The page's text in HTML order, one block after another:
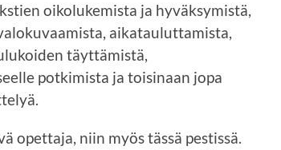
oikolukemista ja hyväksymistä,
aikatauluttamista,
täyttämistä,
potkimista ja toisinaan jopa
opettaja, niin myös tässä pestissä.